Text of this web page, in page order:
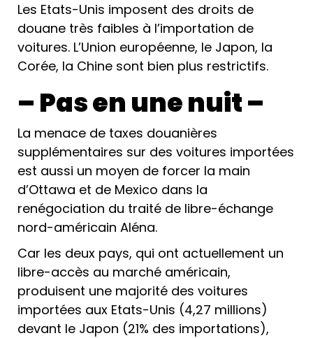
Les Etats-Unis imposent des droits de
douane très faibles à l’importation de
voitures. L’Union européenne, le Japon, la
Corée, la Chine sont bien plus restrictifs.
– Pas en une nuit –
La menace de taxes douanières
supplémentaires sur des voitures importées
est aussi un moyen de forcer la main
d’Ottawa et de Mexico dans la
renégociation du traité de libre-échange
nord-américain Aléna.
Car les deux pays, qui ont actuellement un
libre-accès au marché américain,
produisent une majorité des voitures
importées aux Etats-Unis (4,27 millions)
devant le Japon (21% des importations),